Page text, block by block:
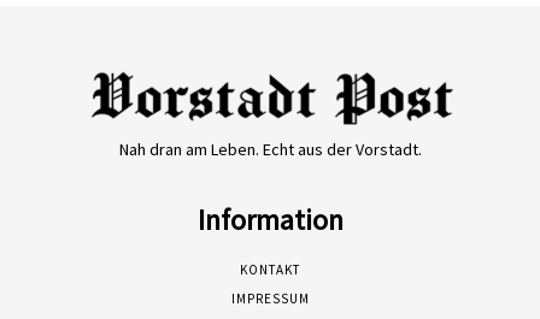
Nah dran am Leben. Echt aus der Vorstadt.
Information
KONTAKT
IMPRESSUM